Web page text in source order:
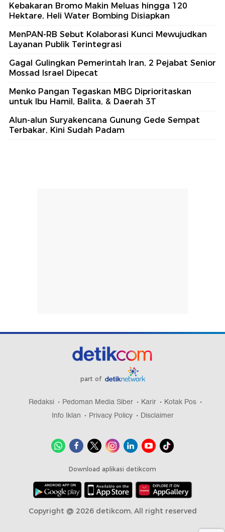
Kebakaran Bromo Makin Meluas hingga 120
Hektare, Heli Water Bombing Disiapkan
MenPAN-RB Sebut Kolaborasi Kunci Mewujudkan
Layanan Publik Terintegrasi
Gagal Gulingkan Pemerintah Iran, 2 Pejabat Senior
Mossad Israel Dipecat
Menko Pangan Tegaskan MBG Diprioritaskan
untuk Ibu Hamil, Balita, & Daerah 3T
Alun-alun Suryakencana Gunung Gede Sempat
Terbakar, Kini Sudah Padam
part of
Redaksi Pedoman Media Siber Karir
Kotak Pos
Info Iklan
Privacy Policy Disclaimer
Download aplikasi detikcom
Copyright @ 2026 detikcom, All right reserved